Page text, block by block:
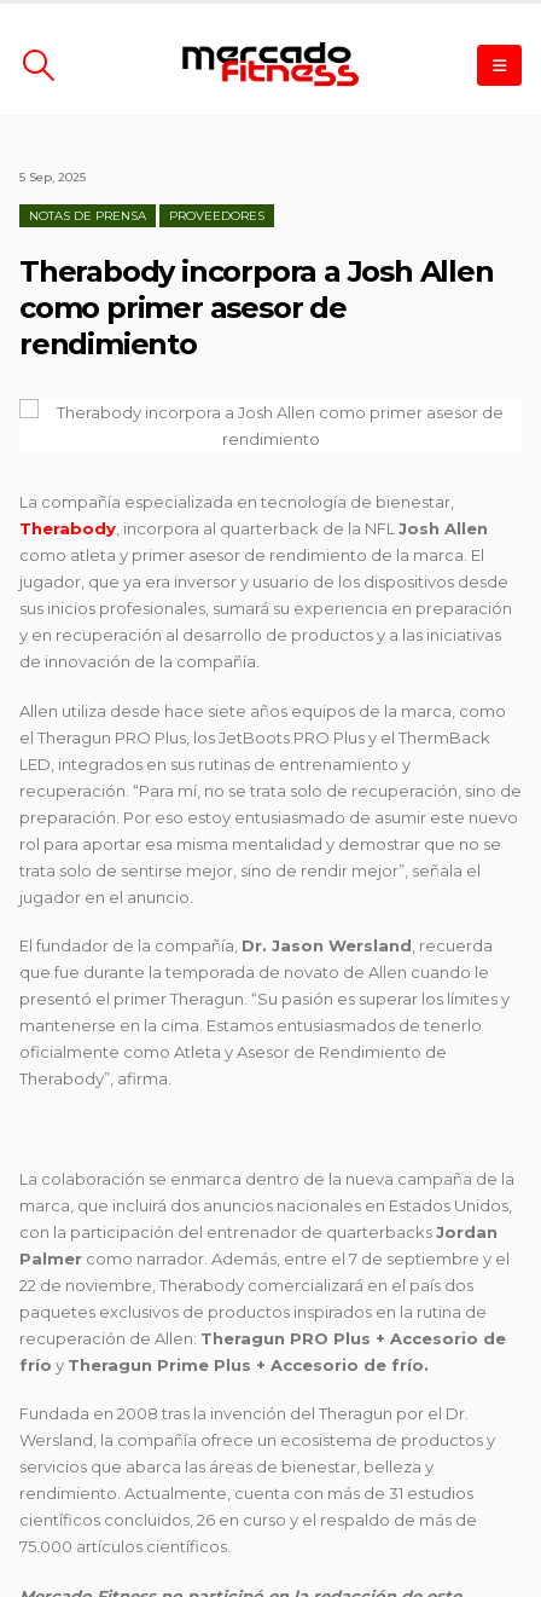
5 Sep, 2025
NOTAS DE PRENSA PROVEEDORES
Therabody incorpora a Josh Allen
como primer asesor de
rendimiento
La compañía especializada en tecnología de bienestar,
Therabody , incorpora al quarterback de la NFL Josh Allen
como atleta y primer asesor de rendimiento de la marca. El
jugador, que ya era inversor y usuario de los dispositivos desde
sus inicios profesionales, sumará su experiencia en preparación
y en recuperación al desarrollo de productos y a las iniciativas
de innovación de la compañía.
Allen utiliza desde hace siete años equipos de la marca, como
el Theragun PRO Plus, los JetBoots PRO Plus y el ThermBack
LED, integrados en sus rutinas de entrenamiento y
recuperación. “Para mí, no se trata solo de recuperación, sino de
preparación. Por eso estoy entusiasmado de asumir este nuevo
rol para aportar esa misma mentalidad y demostrar que no se
trata solo de sentirse mejor, sino de rendir mejor”, señala el
jugador en el anuncio.
El fundador de la compañía, Dr. Jason Wersland , recuerda
que fue durante la temporada de novato de Allen cuando le
presentó el primer Theragun. “Su pasión es superar los límites y
mantenerse en la cima. Estamos entusiasmados de tenerlo
oficialmente como Atleta y Asesor de Rendimiento de
Therabody”, afirma.
La colaboración se enmarca dentro de la nueva campaña de la
marca, que incluirá dos anuncios nacionales en Estados Unidos,
con la participación del entrenador de quarterbacksJordan
Palmer como narrador. Además, entre el 7 de septiembre y el
22 de noviembre, Therabody comercializará en el país dos
paquetes exclusivos de productos inspirados en la rutina de
recuperación de Allen: Theragun PRO Plus + Accesorio de
frío y Theragun Prime Plus + Accesorio de frío.
Fundada en 2008 tras la invención del Theragun por el Dr.
Wersland, la compañía ofrece un ecosistema de productos y
servicios que abarca las áreas de bienestar, belleza y
rendimiento. Actualmente, cuenta con más de 31 estudios
científicos concluidos, 26 en curso y el respaldo de más de
75.000 artículos científicos.